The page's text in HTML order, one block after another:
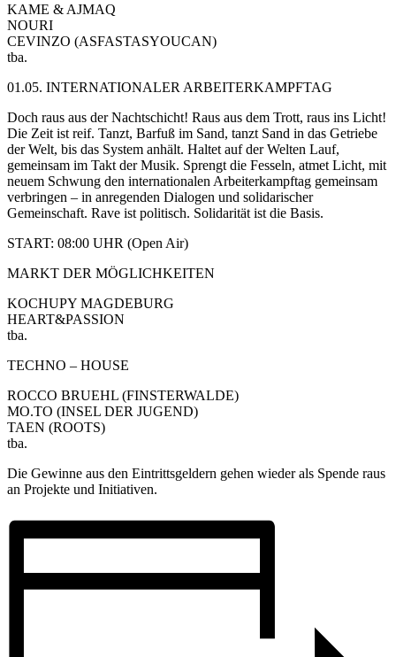
KAME & AJMAQ
NOURI
CEVINZO (ASFASTASYOUCAN)
tba.
01.05. INTERNATIONALER ARBEITERKAMPFTAG
Doch raus aus der Nachtschicht! Raus aus dem Trott, raus ins Licht!
Die Zeit ist reif. Tanzt, Barfuß im Sand, tanzt Sand in das Getriebe
der Welt, bis das System anhält. Haltet auf der Welten Lauf,
gemeinsam im Takt der Musik. Sprengt die Fesseln, atmet Licht, mit
neuem Schwung den internationalen Arbeiterkampftag gemeinsam
verbringen – in anregenden Dialogen und solidarischer
Gemeinschaft. Rave ist politisch. Solidarität ist die Basis.
START: 08:00 UHR (Open Air)
MARKT DER MÖGLICHKEITEN
KOCHUPY MAGDEBURG
HEART&PASSION
tba.
TECHNO – HOUSE
ROCCO BRUEHL (FINSTERWALDE)
MO.TO (INSEL DER JUGEND)
TAEN (ROOTS)
tba.
Die Gewinne aus den Eintrittsgeldern gehen wieder als Spende raus
an Projekte und Initiativen.